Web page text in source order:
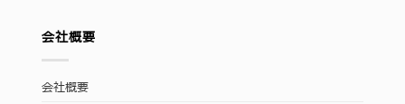
会社概要
会社概要